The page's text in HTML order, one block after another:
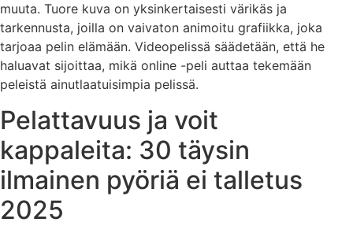
muuta. Tuore kuva on yksinkertaisesti värikäs ja
tarkennusta, joilla on vaivaton animoitu grafiikka, joka
tarjoaa pelin elämään. Videopelissä säädetään, että he
haluavat sijoittaa, mikä online -peli auttaa tekemään
peleistä ainutlaatuisimpia pelissä.
Pelattavuus ja voit
kappaleita: 30 täysin
ilmainen pyöriä ei talletus
2025